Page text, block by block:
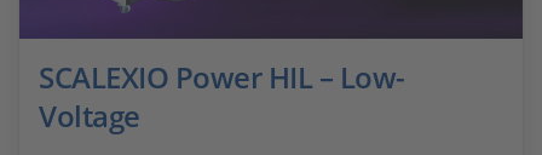
SCALEXIO Power HIL – Low-
Voltage